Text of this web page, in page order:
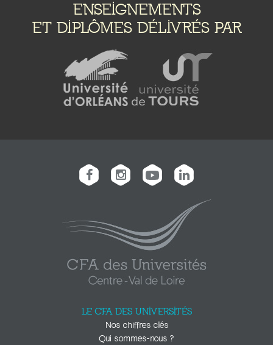
ENSEIGNEMENTS
ET DIPLÔMES DÉLIVRÉS PAR
LE CFA DES UNIVERSITÉS
Nos chiffres clés
Qui sommes-nous ?